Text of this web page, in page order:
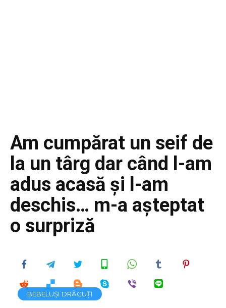
Am cumpărat un seif de
la un târg dar când l-am
adus acasă și l-am
deschis… m-a așteptat
o surpriză
BEBELUȘI DRĂGUȚI